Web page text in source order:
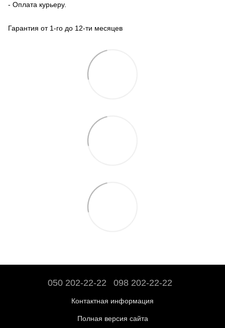
- Оплата курьеру.
Гарантия от 1-го до 12-ти месяцев
050 202-22-22 098 202-22-22
Контактная информация
Полная версия сайта